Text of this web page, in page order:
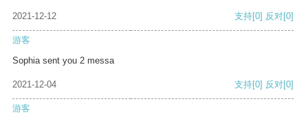
2021-12-12 支持[0] 反对[0]
游客
Sophia sent you 2 messa
2021-12-04 支持[0] 反对[0]
游客